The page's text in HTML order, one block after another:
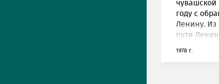
чувашской
году с
Ленину. Из
пути
1978 г.